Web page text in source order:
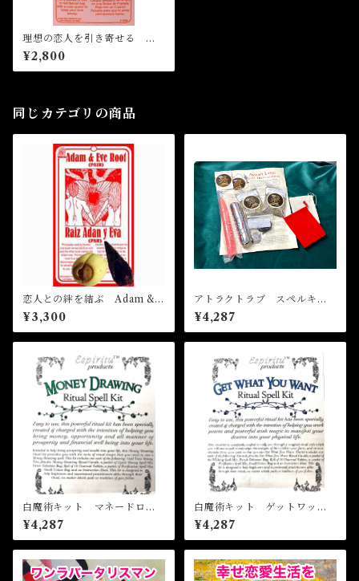
理想の恋人を引き寄せる パ
チョリーの根
¥2,800
同じカテゴリの商品
恋人との絆を結ぶ Adam &E
ve pair
¥3,300
アトラクトラブ スペルキッ
ト 恋愛白魔術キット
¥4,287
白魔術キット マネードロー
イング MONEY DRAWIN
G Ritual Spell Kit
¥4,287
白魔術キット ゲットワット
ユーワント GET WHAT YO
U WANT Ritual Spell Kit
¥4,287